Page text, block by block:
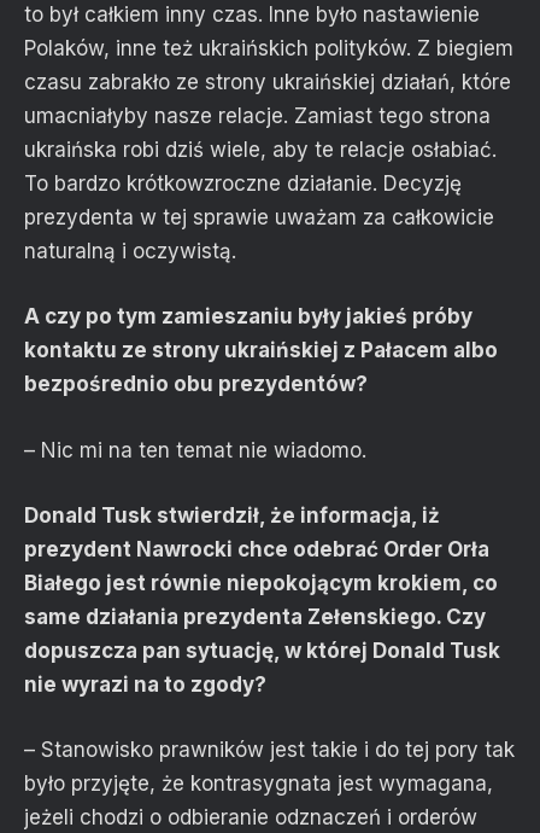
to był całkiem inny czas. Inne było nastawienie
Polaków, inne też ukraińskich polityków. Z biegiem
czasu zabrakło ze strony ukraińskiej działań, które
umacniałyby nasze relacje. Zamiast tego strona
ukraińska robi dziś wiele, aby te relacje osłabiać.
To bardzo krótkowzroczne działanie. Decyzję
prezydenta w tej sprawie uważam za całkowicie
naturalną i oczywistą.
A czy po tym zamieszaniu były jakieś próby
kontaktu ze strony ukraińskiej z Pałacem albo
bezpośrednio obu prezydentów?
– Nic mi na ten temat nie wiadomo.
Donald Tusk stwierdził, że informacja, iż
prezydent Nawrocki chce odebrać Order Orła
Białego jest równie niepokojącym krokiem, co
same działania prezydenta Zełenskiego. Czy
dopuszcza pan sytuację, w której Donald Tusk
nie wyrazi na to zgody?
– Stanowisko prawników jest takie i do tej pory tak
było przyjęte, że kontrasygnata jest wymagana,
jeżeli chodzi o odbieranie odznaczeń i orderów